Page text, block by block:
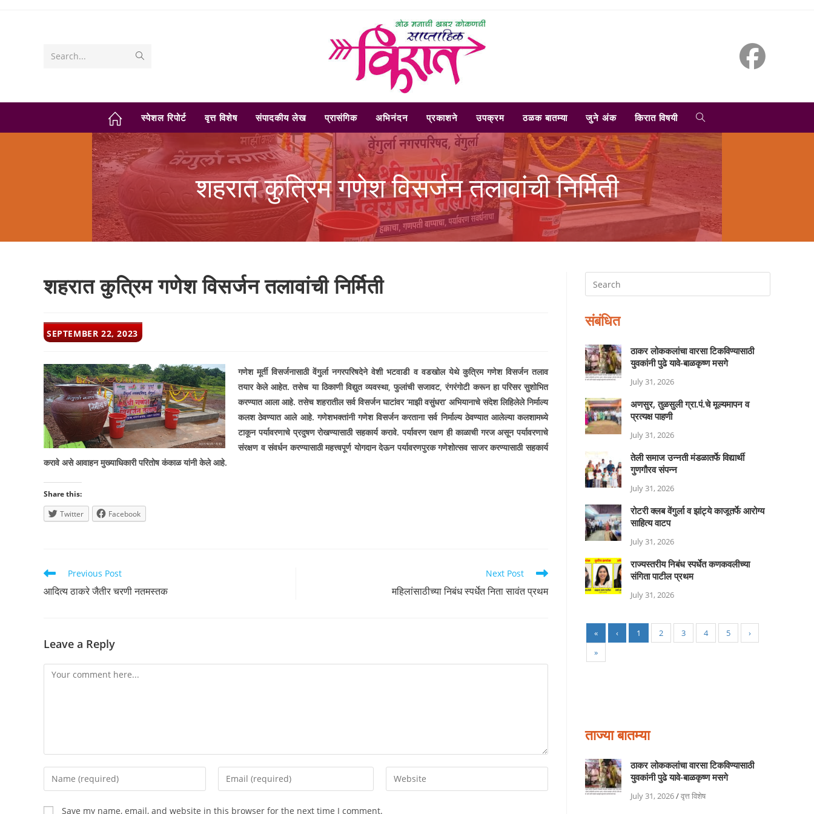
Search...
स्पेशल रिपोर्ट वृत्त विशेष संपादकीय लेख प्रासंगिक अभिनंदन प्रकाशने उपक्रम ठळक बातम्या जुने अंक किरात विषयी TOGGLE
WEBSITE
SEARCH
शहरात कुत्रिम गणेश विसर्जन तलावांची निर्मिती
शहरात कुत्रिम गणेश विसर्जन तलावांची निर्मिती
POST
PUBLISHED:
SEPTEMBER 22, 2023
गणेश मूर्ती विसर्जनासाठी वेंगुर्ला नगरपरिषदेने वेशी भटवाडी व वडखोल येथे कुत्रिम गणेश विसर्जन तलाव
तयार केले आहेत. तसेच या ठिकाणी विद्युत व्यवस्था, फुलांची सजावट, रंगरंगोटी करून हा परिसर सुशोभित
करण्यात आला आहे. तसेच शहरातील सर्व विसर्जन घाटांवर ‘माझी वसुंधरा‘ अभियानाचे संदेश लिहिलेले निर्माल्य
कलश ठेवण्यात आले आहे.गणेशभक्तांनी गणेश विसर्जन करताना सर्व निर्माल्य ठेवण्यात आलेल्या कलशामध्ये
टाकून पर्यावरणाचे प्रदुषण रोखण्यासाठी सहकार्य करावे. पर्यावरण रक्षण ही काळाची गरज असून पर्यावरणाचे
संरक्षण व संवर्धन करण्यासाठी महत्त्वपूर्ण योगदान देऊन पर्यावरणपुरक गणेशोत्सव साजर करण्यासाठी सहकार्य
करावे असे आवाहन मुख्याधिकारी परितोष कंकाळ यांनी केले आहे.
Share this:
Twitter
Facebook
Read
more
articles
Previous Post
आदित्य ठाकरे जैतीर चरणी नतमस्तक
Next Post
महिलांसाठीच्या निबंध स्पर्धेत निता सावंत प्रथम
Leave a Reply
Comment
Enter
your
name
Enter
your
Enter
your
Save my name, email, and website in this browser for the next time I comment.
संबंधित
ठाकर लोककलांचा वारसा टिकविण्यासाठी
युवकांनी पुढे यावे-बाळकृष्ण मसगे
July 31, 2026
अणसुर, तुळसुली ग्रा.पं.चे मूल्यमापन व
प्रत्यक्ष पाहणी
July 31, 2026
तेली समाज उन्नती मंडळातर्फे विद्यार्थी
गुणगौरव संपन्न
July 31, 2026
रोटरी क्लब वेंगुर्ला व झांट्ये काजूतर्फे आरोग्य
साहित्य वाटप
July 31, 2026
राज्यस्तरीय निबंध स्पर्धेत कणकवलीच्या
संगिता पाटील प्रथम
July 31, 2026
« ‹ 1 2 3 4 5
›
»
ताज्या बातम्या
ठाकर लोककलांचा वारसा टिकविण्यासाठी
युवकांनी पुढे यावे-बाळकृष्ण मसगे
July 31, 2026/वृत्त विशेष